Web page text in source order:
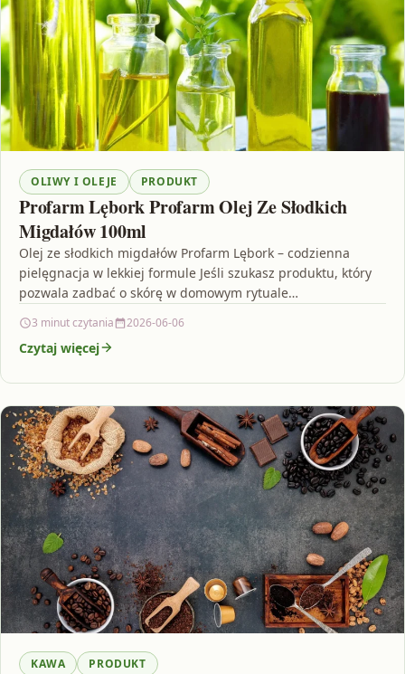
OLIWY I OLEJE PRODUKT
Profarm Lębork Profarm Olej Ze Słodkich
Migdałów 100ml
Olej ze słodkich migdałów Profarm Lębork – codzienna
pielęgnacja w lekkiej formule Jeśli szukasz produktu, który
pozwala zadbać o skórę w domowym rytuale
3 minut czytania 2026-06-06
Czytaj więcej
KAWA PRODUKT